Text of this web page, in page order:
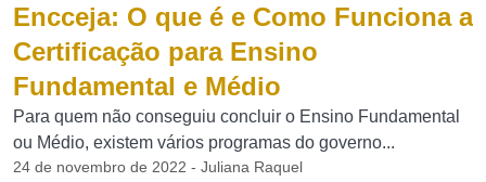
Encceja: O que é e Como Funciona a
Certificação para Ensino
Fundamental e Médio
Para quem não conseguiu concluir o Ensino Fundamental
ou Médio, existem vários programas do governo...
24 de novembro de 2022 - Juliana Raquel